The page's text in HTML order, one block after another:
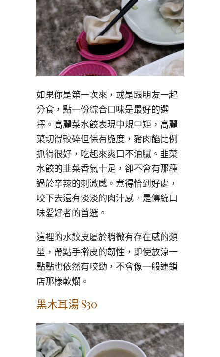
如果你是第一次來，或是跟朋友一起
分食，點一份綜合口味是最好的選
擇。高麗菜水餃表現中規中矩，高麗
菜切得較碎但保有脆度，豬肉餡比例
抓得很好，吃起來爽口不油膩。韭菜
水餃的韭菜香氣十足，卻不會有那種
過於辛辣的刺激感。煮得恰到好處，
咬下去還有淡淡的肉汁感，是傳統口
味愛好者的首選。
這裡的水餃皮屬於稍微有存在感的類
型，帶點手擀皮的韌性，即使放涼一
點點也依然有咬勁，不會像一般連鎖
店那樣軟爛。
黑木耳湯 $30